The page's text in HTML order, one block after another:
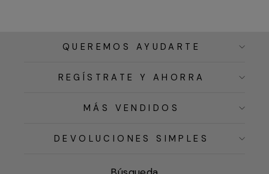
QUEREMOS AYUDARTE
REGÍSTRATE Y AHORRA
MÁS VENDIDOS
DEVOLUCIONES SIMPLES